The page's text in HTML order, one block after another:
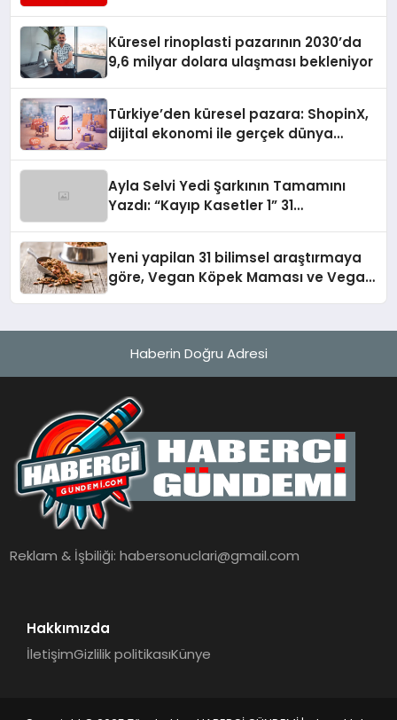
Küresel rinoplasti pazarının 2030’da
9,6 milyar dolara ulaşması bekleniyor
Türkiye’den küresel pazara: ShopinX,
dijital ekonomi ile gerçek dünya
Ayla Selvi Yedi Şarkının Tamamını
Yazdı: “Kayıp Kasetler 1” 31
Yeni yapilan 31 bilimsel araştırmaya
göre, Vegan Köpek Maması ve Vegan
Haberin Doğru Adresi
Reklam & İşbiliği:habersonuclari@gmail.com
Hakkımızda
İletişimGizlilik politikasıKünye